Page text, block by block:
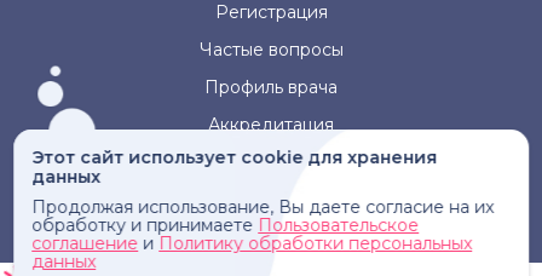
Этот сайт использует cookie для хранения
данных
Продолжая использование, Вы даете согласие на их
обработку и принимаете Пользовательское
соглашение и Политику обработки персональных
данных
Регистрация
Частые вопросы
Профиль врача
Аккредитация
Информация, представленная на сайте, не может быть
использована для постановки диагноза, назначения
лечения и не заменяет прием врача.